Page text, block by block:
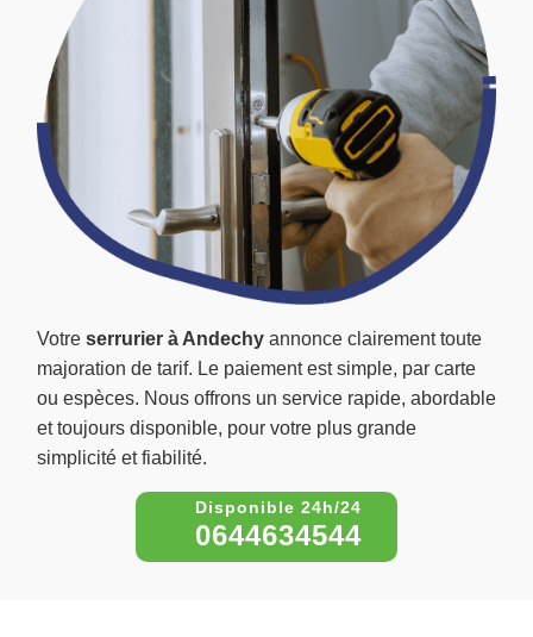
Votre serrurier à Andechy annonce clairement toute
majoration de tarif. Le paiement est simple, par carte
ou espèces. Nous offrons un service rapide, abordable
et toujours disponible, pour votre plus grande
simplicité et fiabilité.
0644634544